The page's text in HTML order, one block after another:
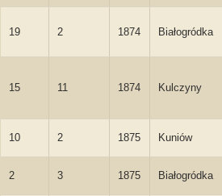
19 2 1874 Białogródka
15 11 1874 Kulczyny
10 2 1875 Kuniów
2 3 1875 Białogródka